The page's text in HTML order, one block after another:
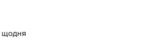
щодня